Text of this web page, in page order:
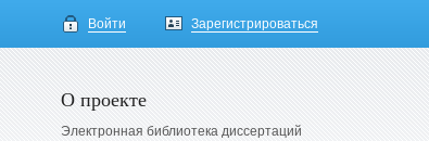
Войти Зарегистрироваться
О проекте
Электронная библиотека диссертаций